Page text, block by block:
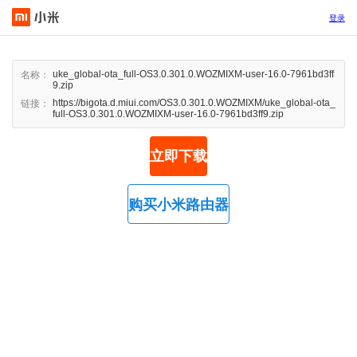
登录
名称：
uke_global-ota_full-OS3.0.301.0.WOZMIXM-user-16.0-7961bd3ff
9.zip
链接：
https://bigota.d.miui.com/OS3.0.301.0.WOZMIXM/uke_global-ota_
full-OS3.0.301.0.WOZMIXM-user-16.0-7961bd3ff9.zip
立即下载
购买小米路由器